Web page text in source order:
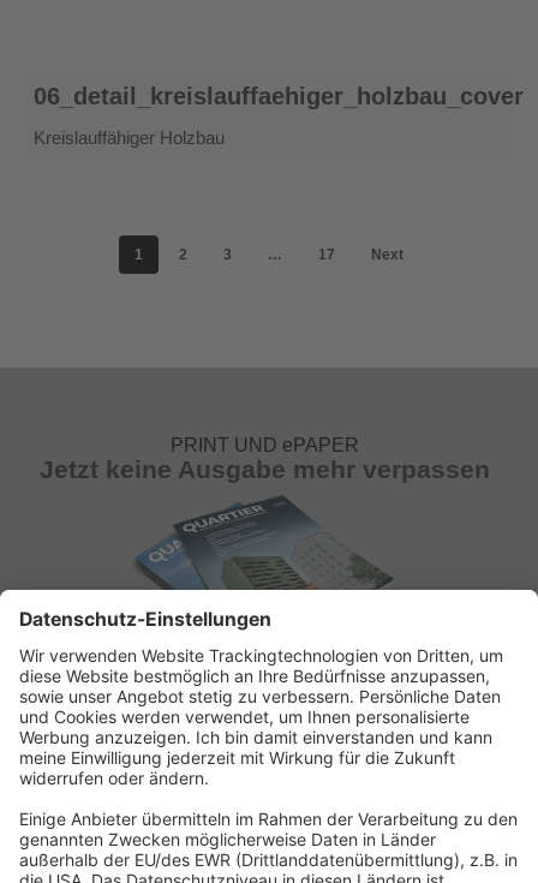
06_detail_kreislauffaehiger_holzbau_cover
06_detail_kreislauffaehiger_holzbau_cover
Kreislauffähiger Holzbau
1 2 3 … 17 Next
PRINT UND ePAPER
Jetzt keine Ausgabe mehr verpassen
ABONNEMENT ANFORDERN
Kostenloses Probeheft anfordern